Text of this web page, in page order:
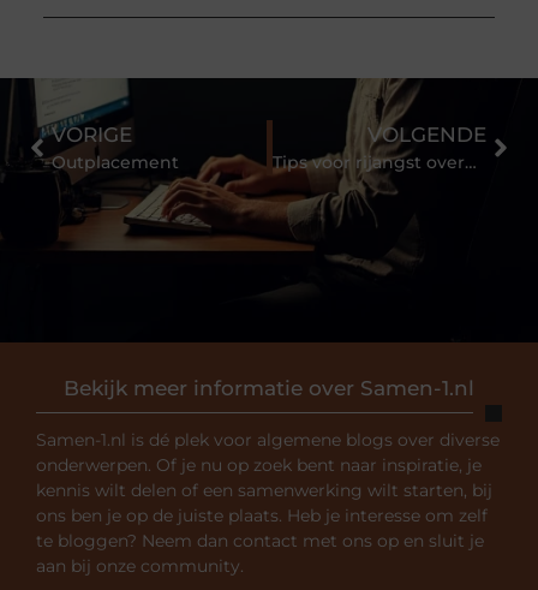
Bekijk meer informatie over Samen-1.nl
Samen-1.nl is dé plek voor algemene blogs over diverse
onderwerpen. Of je nu op zoek bent naar inspiratie, je
kennis wilt delen of een samenwerking wilt starten, bij
ons ben je op de juiste plaats. Heb je interesse om zelf
te bloggen? Neem dan contact met ons op en sluit je
aan bij onze community.
VORIGE
Outplacement
VOLGENDE
Tips voor rijangst overwinnen